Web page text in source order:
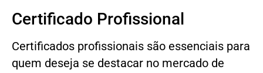
Certificado Profissional
Certificados profissionais são essenciais para
quem deseja se destacar no mercado de